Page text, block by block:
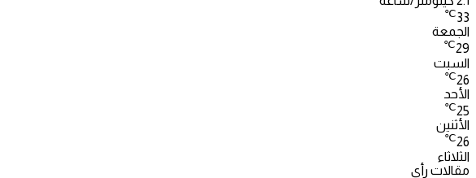
33
℃
الجمعة
29
℃
السبت
26
℃
الأحد
25
℃
الأثنين
26
℃
الثلاثاء
مقالات رأي